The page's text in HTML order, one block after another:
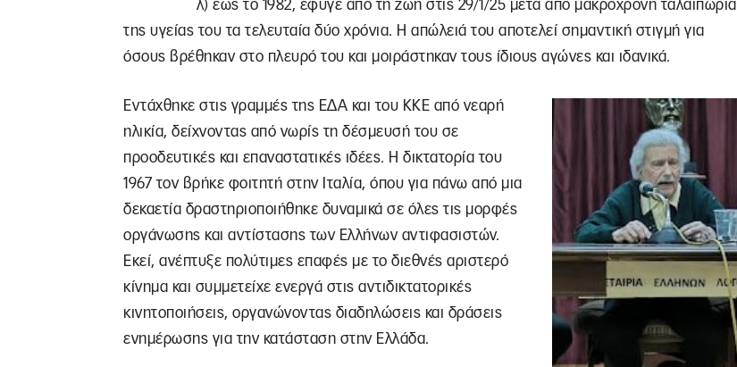
λ) έως το 1982, έφυγε από τη ζωή στις 29/1/25 μετά από μακρόχρονη ταλαιπωρία
της υγείας του τα τελευταία δύο χρόνια. Η απώλειά του αποτελεί σημαντική στιγμή για
όσους βρέθηκαν στο πλευρό του και μοιράστηκαν τους ίδιους αγώνες και ιδανικά.
Εντάχθηκε στις γραμμές της ΕΔΑ και του ΚΚΕ από νεαρή
ηλικία, δείχνοντας από νωρίς τη δέσμευσή του σε
προοδευτικές και επαναστατικές ιδέες. Η δικτατορία του
1967 τον βρήκε φοιτητή στην Ιταλία, όπου για πάνω από μια
δεκαετία δραστηριοποιήθηκε δυναμικά σε όλες τις μορφές
οργάνωσης και αντίστασης των Ελλήνων αντιφασιστών.
Εκεί, ανέπτυξε πολύτιμες επαφές με το διεθνές αριστερό
κίνημα και συμμετείχε ενεργά στις αντιδικτατορικές
κινητοποιήσεις, οργανώνοντας διαδηλώσεις και δράσεις
ενημέρωσης για την κατάσταση στην Ελλάδα.